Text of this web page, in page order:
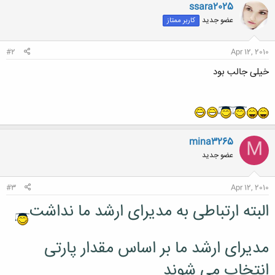
ش
ه
ا
ssara2025
عضو جدید کاربر ممتاز
Apr 12, 2010
#2
خیلی جالب بود
M
mina3265
عضو جدید
Apr 12, 2010
#3
البته ارتباطی به مدیرای ارشد ما نداشت
مدیرای ارشد ما بر اساس مقدار پارتی